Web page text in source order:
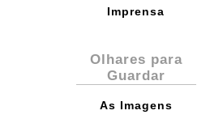
Imprensa
Olhares para
Guardar
As Imagens